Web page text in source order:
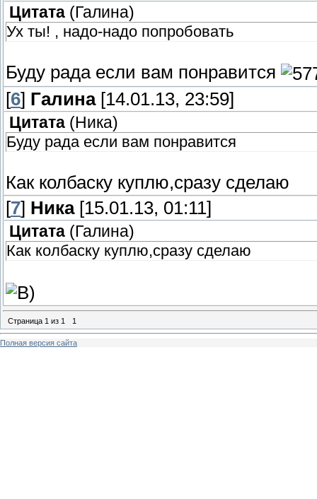
Цитата ( Галина)
Ух ты! , надо-надо попробовать
Буду рада если вам понравится
[6] Галина[14.01.13, 23:59]
Цитата ( Ника)
Буду рада если вам понравится
Как колбаску куплю,сразу сделаю
[7] Ника[15.01.13, 01:11]
Цитата ( Галина)
Как колбаску куплю,сразу сделаю
Страница 1 из 1 1
Полная версия сайта